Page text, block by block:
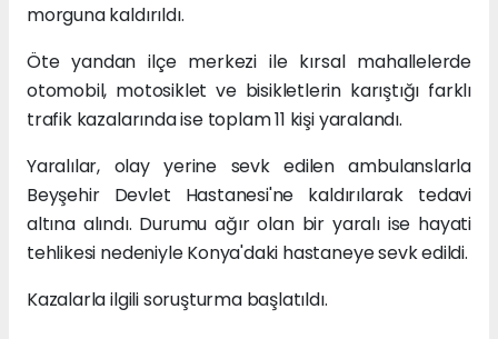
morguna kaldırıldı.
Öte yandan ilçe merkezi ile kırsal mahallelerde
otomobil, motosiklet ve bisikletlerin karıştığı farklı
trafik kazalarında ise toplam 11 kişi yaralandı.
Yaralılar, olay yerine sevk edilen ambulanslarla
Beyşehir Devlet Hastanesi'ne kaldırılarak tedavi
altına alındı. Durumu ağır olan bir yaralı ise hayati
tehlikesi nedeniyle Konya'daki hastaneye sevk edildi.
Kazalarla ilgili soruşturma başlatıldı.